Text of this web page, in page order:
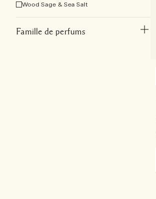
Wood Sage & Sea Salt
Famille de perfums